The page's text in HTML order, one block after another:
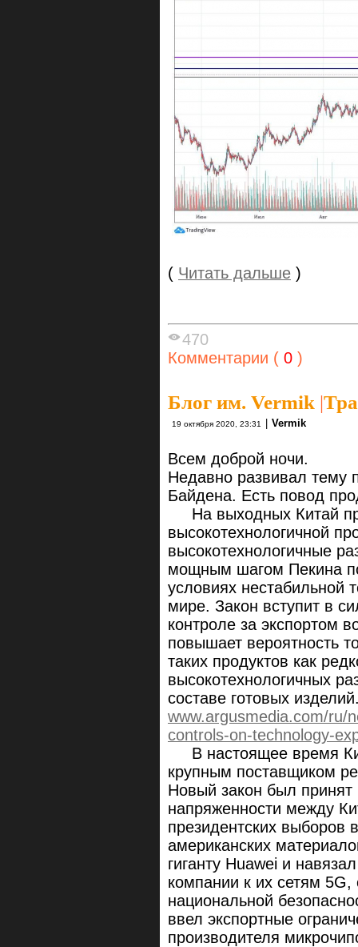
( Читать дальше )
470
Комментарии ( 0 )
Блог им. Vermik |
19 октября 2020, 23:31 | Vermik
Всем доброй ночи.
Недавно развивал тему
Байдена. Есть повод
На выходных Китай
высокотехнологичной
высокотехнологичные
мощным шагом Пекина
условиях нестабильной
мире. Закон вступит в
контроле за экспортом
повышает вероятность
таких продуктов как
высокотехнологичных
составе готовых
www.argusmedia.com/ru/
controls-on-technology-
В настоящее время
крупным поставщиком
Новый закон был принят
напряженности между
президентских выборов
американских
гиганту Huawei и
компании к их сетям
национальной
ввел экспортные
производителя